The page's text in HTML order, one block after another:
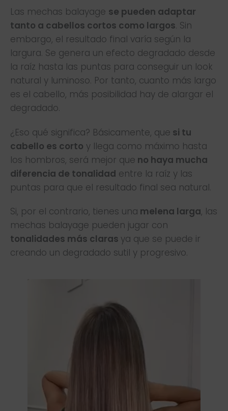
Las mechas balayage se pueden adaptar
tanto a cabellos cortos como largos. Sin
embargo, el resultado final varía según la
largura. Se genera un efecto degradado desde
la raíz hasta las puntas para conseguir un look
natural y luminoso. Por tanto, cuanto más largo
es el cabello, más posibilidad hay de alargar el
degradado.
¿Eso qué significa? Básicamente, que si tu
cabello es corto y llega como máximo hasta
los hombros, será mejor que no haya mucha
diferencia de tonalidad entre la raíz y las
puntas para que el resultado final sea natural.
Si, por el contrario, tienes una melena larga, las
mechas balayage pueden jugar con
tonalidades más claras ya que se puede ir
creando un degradado sutil y progresivo.